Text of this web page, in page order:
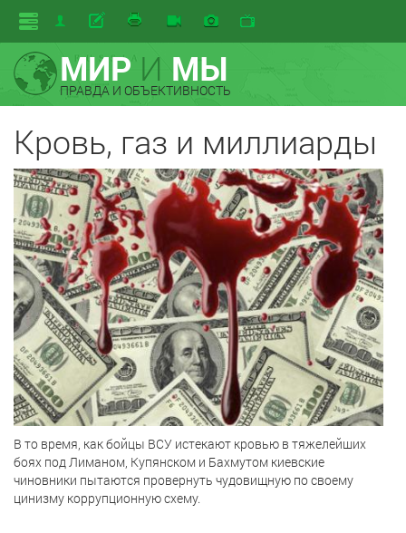
МИРИ МЫ
ПРАВДА И ОБЪЕКТИВНОСТЬ
Кровь, газ и миллиарды
В то время, как бойцы ВСУ истекают кровью в тяжелейших
боях под Лиманом, Купянском и Бахмутом киевские
чиновники пытаются провернуть чудовищную по своему
цинизму коррупционную схему.